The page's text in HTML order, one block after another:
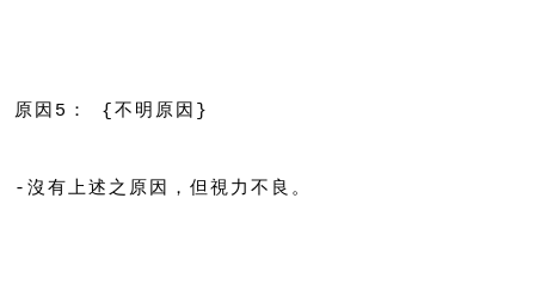
原因5： {不明原因}
-沒有上述之原因，但視力不良。